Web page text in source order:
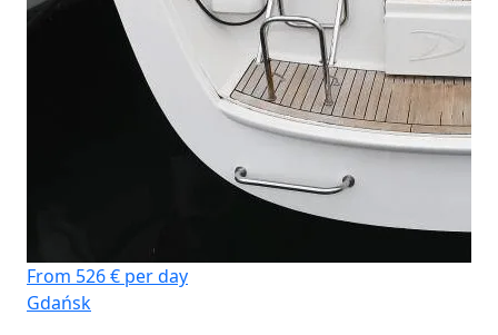
From 526 € per day
Gdańsk